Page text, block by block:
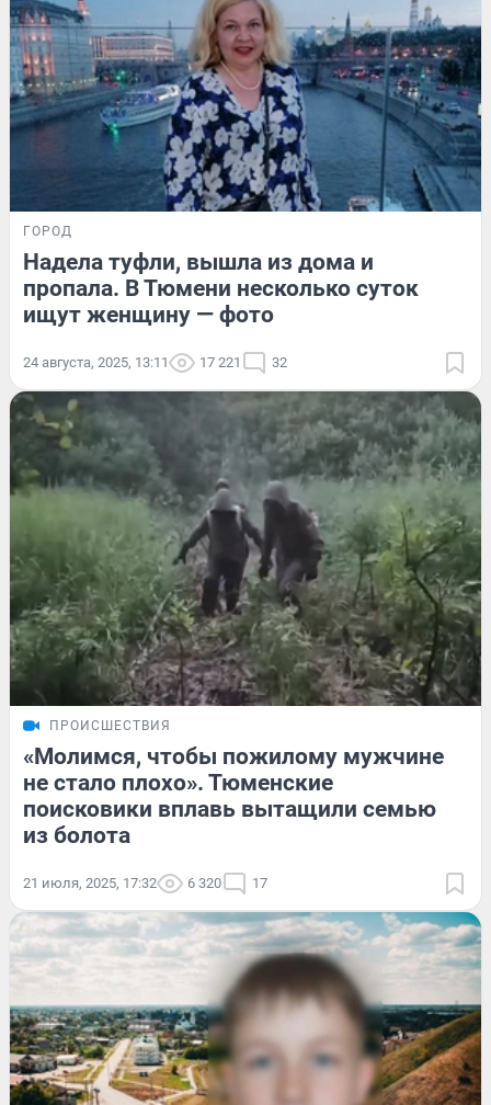
ГОРОД
Надела туфли, вышла из дома и
пропала. В Тюмени несколько суток
ищут женщину — фото
24 августа, 2025, 13:11 17 221 32
ПРОИСШЕСТВИЯ
«Молимся, чтобы пожилому мужчине
не стало плохо». Тюменские
поисковики вплавь вытащили семью
из болота
21 июля, 2025, 17:32 6 320 17